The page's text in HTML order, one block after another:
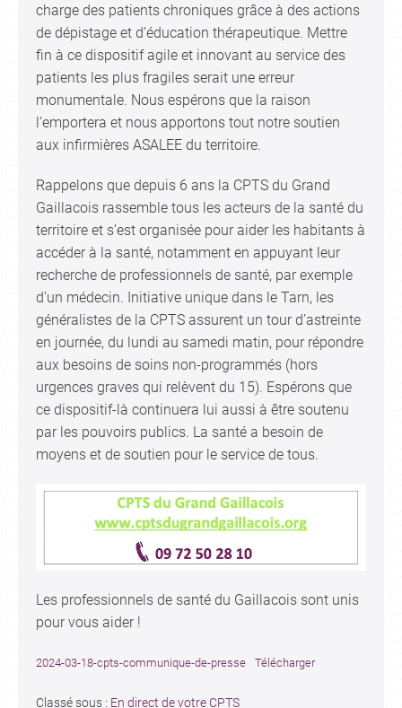
charge des patients chroniques grâce à des actions
de dépistage et d’éducation thérapeutique. Mettre
fin à ce dispositif agile et innovant au service des
patients les plus fragiles serait une erreur
monumentale. Nous espérons que la raison
l’emportera et nous apportons tout notre soutien
aux infirmières ASALEE du territoire.
Rappelons que depuis 6 ans la CPTS du Grand
Gaillacois rassemble tous les acteurs de la santé du
territoire et s’est organisée pour aider les habitants à
accéder à la santé, notamment en appuyant leur
recherche de professionnels de santé, par exemple
d’un médecin. Initiative unique dans le Tarn, les
généralistes de la CPTS assurent un tour d’astreinte
en journée, du lundi au samedi matin, pour répondre
aux besoins de soins non-programmés (hors
urgences graves qui relèvent du 15). Espérons que
ce dispositif-là continuera lui aussi à être soutenu
par les pouvoirs publics. La santé a besoin de
moyens et de soutien pour le service de tous.
Les professionnels de santé du Gaillacois sont unis
pour vous aider !
2024-03-18-cpts-communique-de-presse Télécharger
Classé sous : En direct de votre CPTS